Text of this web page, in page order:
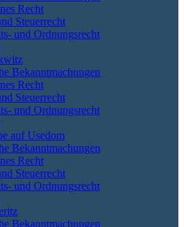
Recht
Steuerrecht
und Ordnungsrecht
Bekanntmachungen
Recht
Steuerrecht
und Ordnungsrecht
auf Usedom
Bekanntmachungen
Recht
Steuerrecht
und Ordnungsrecht
Bekanntmachungen